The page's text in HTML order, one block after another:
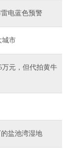
电蓝色预警
城市
万元，但代拍黄牛
盐池湾湿地